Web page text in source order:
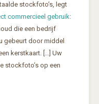
stockfoto’s, legt
commercieel gebruik:
die een bedrijf
gebeurt door middel
kerstkaart. […] Uw
stockfoto’s op een